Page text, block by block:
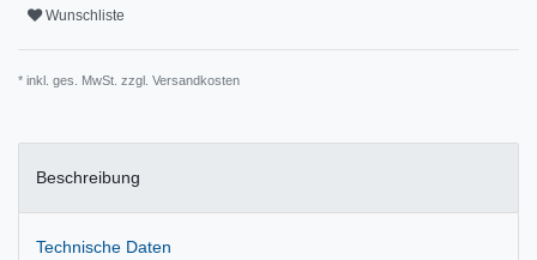
Wunschliste
* inkl. ges. MwSt. zzgl. Versandkosten
Beschreibung
Technische Daten